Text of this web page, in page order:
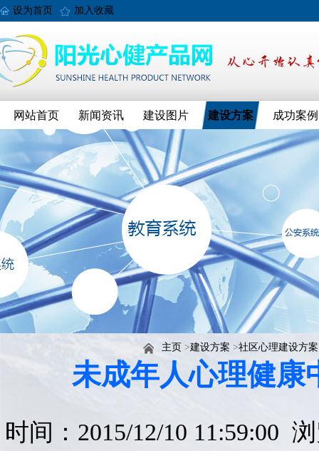
设为首页 加入收藏
网站首页 新闻资讯 建设图片 建设方案 成功案例
主页 >建设方案 >社区心理建设方案
未成年人心理健康
时间：2015/12/10 11:59:00